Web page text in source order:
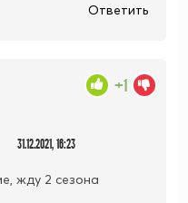
Ответить
31.12.2021, 16:23
жду 2 сезона
+1